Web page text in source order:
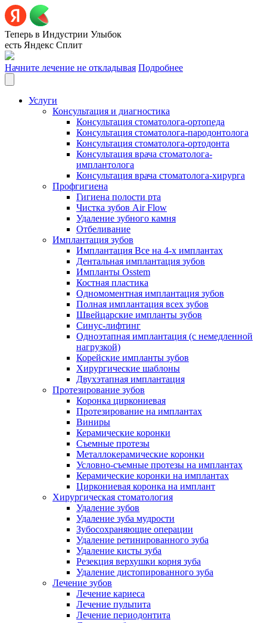
Теперь в Индустрии Улыбок
есть Яндекс Сплит
Начните лечение не откладывая Подробнее
Услуги
Консультация и диагностика
Консультация стоматолога-ортопеда
Консультация стоматолога-пародонтолога
Консультация стоматолога-ортодонта
Консультация врача стоматолога-
имплантолога
Консультация врача стоматолога-хирурга
Профгигиена
Гигиена полости рта
Чистка зубов Air Flow
Удаление зубного камня
Отбеливание
Имплантация зубов
Имплантация Все на 4-х имплантах
Дентальная имплантация зубов
Импланты Osstem
Костная пластика
Одномоментная имплантация зубов
Полная имплантация всех зубов
Швейцарские импланты зубов
Синус-лифтинг
Одноэтапная имплантация (с немедленной
нагрузкой)
Корейские импланты зубов
Хирургические шаблоны
Двухэтапная имплантация
Протезирование зубов
Коронка циркониевая
Протезирование на имплантах
Виниры
Керамические коронки
Съемные протезы
Металлокерамические коронки
Условно-съемные протезы на имплантах
Керамические коронки на имплантах
Циркониевая коронка на имплант
Хирургическая стоматология
Удаление зубов
Удаление зуба мудрости
Зубосохраняющие операции
Удаление ретинированного зуба
Удаление кисты зуба
Резекция верхушки корня зуба
Удаление дистопированного зуба
Лечение зубов
Лечение кариеса
Лечение пульпита
Лечение периодонтита